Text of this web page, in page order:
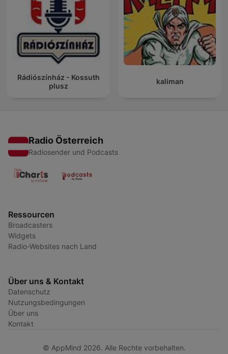
Rádiószínház - Kossuth
plusz
kaliman
Radio Österreich
Radiosender und Podcasts
Ressourcen
Broadcasters
Widgets
Radio-Websites nach Land
Über uns & Kontakt
Datenschutz
Nutzungsbedingungen
Über uns
Kontakt
© AppMind 2026. Alle Rechte vorbehalten.